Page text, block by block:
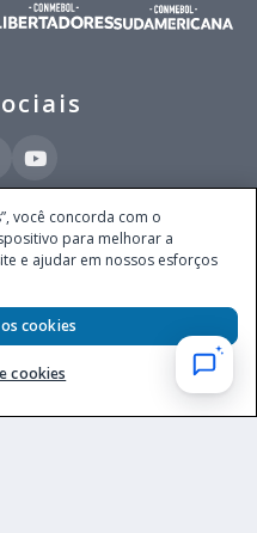
(CNPJ 52.868.380/0001-84), com
nº 4.055, 3º andar, Itaim Bibi, no
CEP 04538-133, Brasil - empresa
em todo território nacional pela
da Fazenda, conforme Portaria nº
no DOU em 11.2.2025.
você concorda com o
para melhorar a
e ajudar em nossos esforços
cookies
cookies